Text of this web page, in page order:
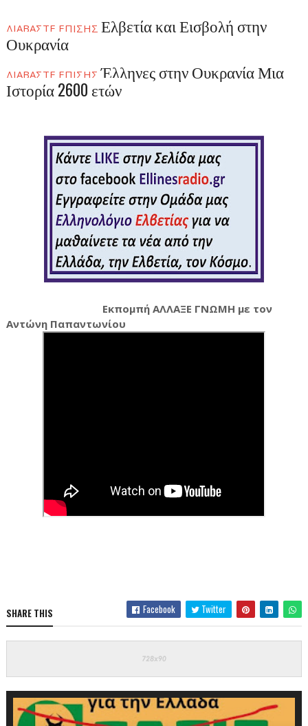
ΔΙΑΒΑΣΤΕ ΕΠΙΣΗΣ Ελβετία και Εισβολή στην
Ουκρανία
ΔΙΑΒΑΣΤΕ ΕΠΙΣΗΣΈλληνες στην Ουκρανία Μια
Ιστορία 2600 ετών
Εκπομπή ΑΛΛΑΞΕ ΓΝΩΜΗ με τον
Αντώνη Παπαντωνίου
SHARE THIS Facebook Twitter